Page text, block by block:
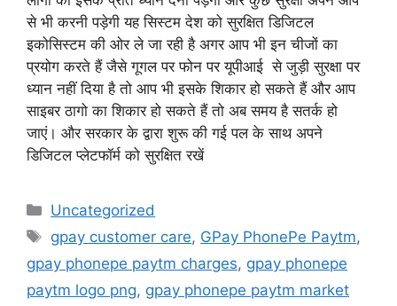
से भी करनी पड़ेगी यह सिस्टम देश को सुरक्षित डिजिटल
इकोसिस्टम की ओर ले जा रही है अगर आप भी इन चीजों का
प्रयोग करते हैं जैसे गूगल पर फोन पर यूपीआई से जुड़ी सुरक्षा पर
ध्यान नहीं दिया है तो आप भी इसके शिकार हो सकते हैं और आप
साइबर ठागो का शिकार हो सकते हैं तो अब समय है सतर्क हो
जाएं। और सरकार के द्वारा शुरू की गई पल के साथ अपने
डिजिटल प्लेटफॉर्म को सुरक्षित रखें
Categories
Uncategorized
Tags
gpay customer care, GPay PhonePe Paytm,
gpay phonepe paytm charges, gpay phonepe
paytm logo png, gpay phonepe paytm market